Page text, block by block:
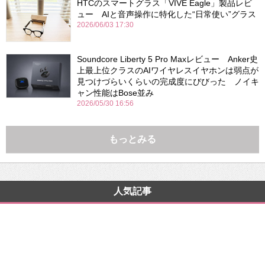
HTCのスマートグラス「VIVE Eagle」製品レビ
ュー AIと音声操作に特化した“日常使い”グラス
2026/06/03 17:30
Soundcore Liberty 5 Pro Maxレビュー Anker史
上最上位クラスのAIワイヤレスイヤホンは弱点が
見つけづらいくらいの完成度にびびった ノイキ
ャン性能はBose並み
2026/05/30 16:56
もっとみる
人気記事